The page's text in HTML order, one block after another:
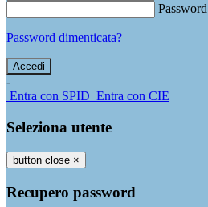
Password
Password dimenticata?
-
Entra con SPID Entra con CIE
Seleziona utente
button close ×
Recupero password